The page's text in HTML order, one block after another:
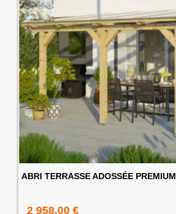
ABRI TERRASSE ADOSSÉE PREMIUM
2 958,00 €